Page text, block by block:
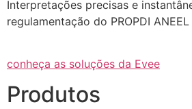
Interpretações precisas e
regulamentação do PROPDI
conheça as soluções da Evee
Produtos